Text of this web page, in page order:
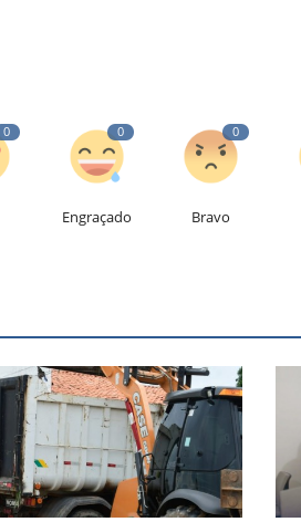
0 0
Engraçado
0
Bravo